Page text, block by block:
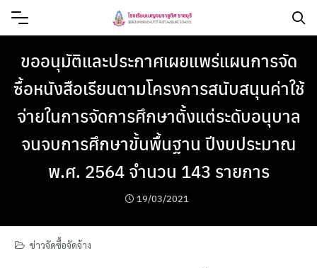
ขออนุมัติและประกาศเผยแพร่แผนการจัด
ซื้อหนังสือเรียนตามโครงการสนับสนุนค่าใช้
จ่ายในการจัดการศึกษาตั้งแต่ระดับอนุบาล
จนจบการศึกษาขั้นพื้นฐาน ปีงบประมาณ
พ.ศ. 2564 จำนวน 143 รายการ
19/03/2021
ข่าวจัดซื้อจัดจ้าง